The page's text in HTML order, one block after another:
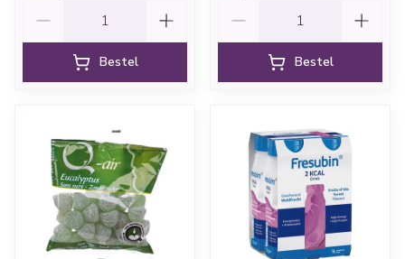
Bestel Bestel